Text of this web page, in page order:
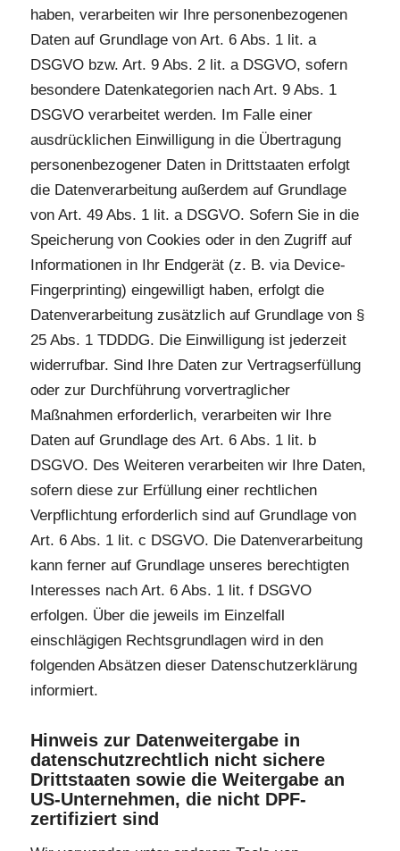
haben, verarbeiten wir Ihre personenbezogenen
Daten auf Grundlage von Art. 6 Abs. 1 lit. a
DSGVO bzw. Art. 9 Abs. 2 lit. a DSGVO, sofern
besondere Datenkategorien nach Art. 9 Abs. 1
DSGVO verarbeitet werden. Im Falle einer
ausdrücklichen Einwilligung in die Übertragung
personenbezogener Daten in Drittstaaten erfolgt
die Datenverarbeitung außerdem auf Grundlage
von Art. 49 Abs. 1 lit. a DSGVO. Sofern Sie in die
Speicherung von Cookies oder in den Zugriff auf
Informationen in Ihr Endgerät (z. B. via Device-
Fingerprinting) eingewilligt haben, erfolgt die
Datenverarbeitung zusätzlich auf Grundlage von §
25 Abs. 1 TDDDG. Die Einwilligung ist jederzeit
widerrufbar. Sind Ihre Daten zur Vertragserfüllung
oder zur Durchführung vorvertraglicher
Maßnahmen erforderlich, verarbeiten wir Ihre
Daten auf Grundlage des Art. 6 Abs. 1 lit. b
DSGVO. Des Weiteren verarbeiten wir Ihre Daten,
sofern diese zur Erfüllung einer rechtlichen
Verpflichtung erforderlich sind auf Grundlage von
Art. 6 Abs. 1 lit. c DSGVO. Die Datenverarbeitung
kann ferner auf Grundlage unseres berechtigten
Interesses nach Art. 6 Abs. 1 lit. f DSGVO
erfolgen. Über die jeweils im Einzelfall
einschlägigen Rechtsgrundlagen wird in den
folgenden Absätzen dieser Datenschutzerklärung
informiert.
Hinweis zur Datenweitergabe in
datenschutzrechtlich nicht sichere
Drittstaaten sowie die Weitergabe an
US-Unternehmen, die nicht DPF-
zertifiziert sind